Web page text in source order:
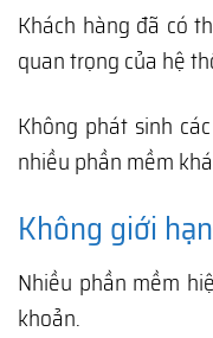
Khách hàng đã có
quan trọng của hệ
Không phát sinh
nhiều phần mềm
Không giới
Nhiều phần mềm
khoản.